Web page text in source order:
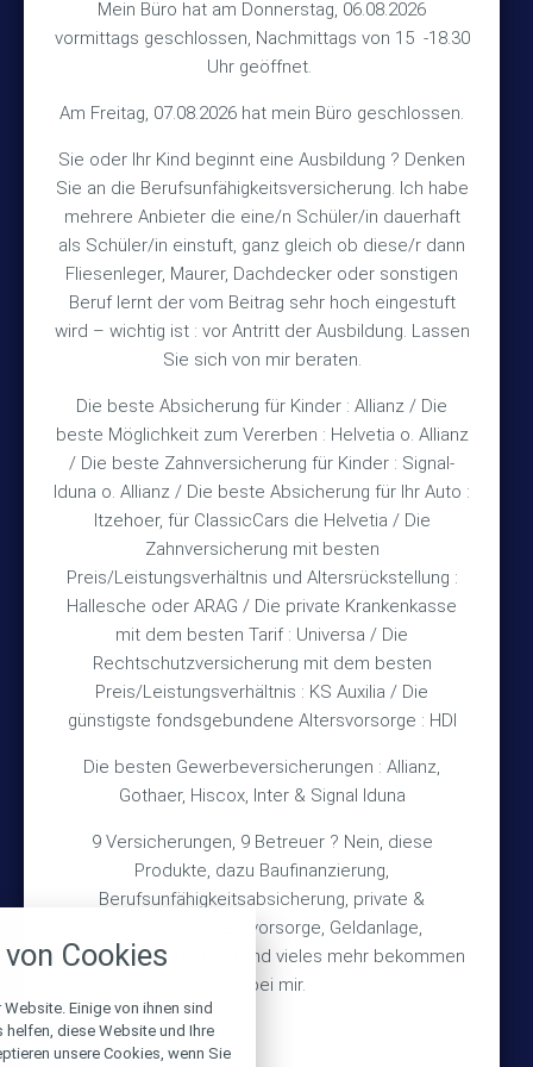
Mein Büro hat am Donnerstag, 06.08.2026
vormittags geschlossen, Nachmittags von 15 -18.30
Uhr geöffnet.
Am Freitag, 07.08.2026 hat mein Büro geschlossen.
Sie oder Ihr Kind beginnt eine Ausbildung ? Denken
Sie an die Berufsunfähigkeitsversicherung. Ich habe
mehrere Anbieter die eine/n Schüler/in dauerhaft
als Schüler/in einstuft, ganz gleich ob diese/r dann
Fliesenleger, Maurer, Dachdecker oder sonstigen
Beruf lernt der vom Beitrag sehr hoch eingestuft
wird – wichtig ist : vor Antritt der Ausbildung. Lassen
Sie sich von mir beraten.
Die beste Absicherung für Kinder : Allianz / Die
beste Möglichkeit zum Vererben : Helvetia o. Allianz
/ Die beste Zahnversicherung für Kinder : Signal-
Iduna o. Allianz / Die beste Absicherung für Ihr Auto :
Itzehoer, für ClassicCars die Helvetia / Die
Zahnversicherung mit besten
Preis/Leistungsverhältnis und Altersrückstellung :
Hallesche oder ARAG / Die private Krankenkasse
mit dem besten Tarif : Universa / Die
Rechtschutzversicherung mit dem besten
Preis/Leistungsverhältnis : KS Auxilia / Die
günstigste fondsgebundene Altersvorsorge : HDI
Die besten Gewerbeversicherungen : Allianz,
Gothaer, Hiscox, Inter & Signal Iduna
9 Versicherungen, 9 Betreuer ? Nein, diese
Produkte, dazu Baufinanzierung,
Berufsunfähigkeitsabsicherung, private &
betriebliche Altersvorsorge, Geldanlage,
Gebäudeversicherung und vieles mehr bekommen
Sie bei mir.
Hinterkampstr.1a
30890 Barsinghausen
Kontakt
TEL +49 (5105) 1811
FAX +49 (5105) 2720
MAIL vmh1a@web.de
Bürozeiten
Mo – Fr 10:15 – 12:00 Uhr
und nach Vereinbarung
Rechtliches
Impressum
Datenschutz
Erstinformation
Wichtiges
Über mich
Bedarfsermittlung
Schadensmeldung
© 2026 Versicherungsmakler Haberkamp GmbH
Cookies
Einige von ihnen sind
diese Website und Ihre
unsere Cookies, wenn Sie
alle verwendeten Cookies und
zu blockieren.
Notwendig